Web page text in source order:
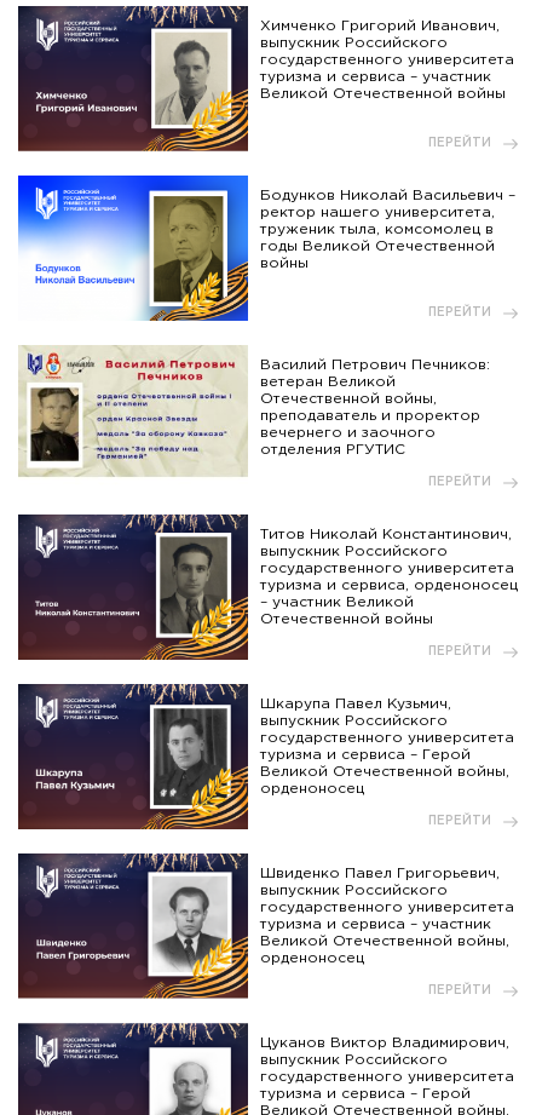
Химченко Григорий Иванович,
выпускник Российского
государственного университета
туризма и сервиса – участник
Великой Отечественной войны
ПЕРЕЙТИ
Бодунков Николай Васильевич –
ректор нашего университета,
труженик тыла, комсомолец в
годы Великой Отечественной
войны
ПЕРЕЙТИ
Василий Петрович Печников:
ветеран Великой
Отечественной войны,
преподаватель и проректор
вечернего и заочного
отделения РГУТИС
ПЕРЕЙТИ
Титов Николай Константинович,
выпускник Российского
государственного университета
туризма и сервиса, орденоносец
– участник Великой
Отечественной войны
ПЕРЕЙТИ
Шкарупа Павел Кузьмич,
выпускник Российского
государственного университета
туризма и сервиса – Герой
Великой Отечественной войны,
орденоносец
ПЕРЕЙТИ
Швиденко Павел Григорьевич,
выпускник Российского
государственного университета
туризма и сервиса – участник
Великой Отечественной войны,
орденоносец
ПЕРЕЙТИ
Цуканов Виктор Владимирович,
выпускник Российского
государственного университета
туризма и сервиса – Герой
Великой Отечественной войны,